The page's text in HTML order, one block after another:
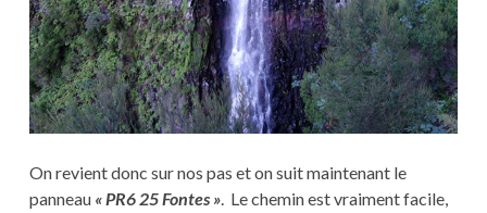
On revient donc sur nos pas et on suit maintenant le
panneau « PR6 25 Fontes ». Le chemin est vraiment facile,